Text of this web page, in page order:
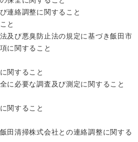
連絡調整に関すること
と
及び悪臭防止法の規定に基づき飯田市
に関すること
関すること
に必要な調査及び測定に関すること
関すること
田清掃株式会社との連絡調整に関する